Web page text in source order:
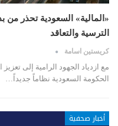
«المالية» السعودية تحذر من
الترسية والتعاقد
كريستين اسامة
مع ازدياد الجهود الرامية إلى
الحكومة السعودية نظاماً جديداً…
أخبار صحفية